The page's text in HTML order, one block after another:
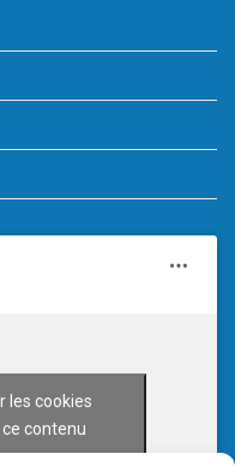
les cookies
contenu